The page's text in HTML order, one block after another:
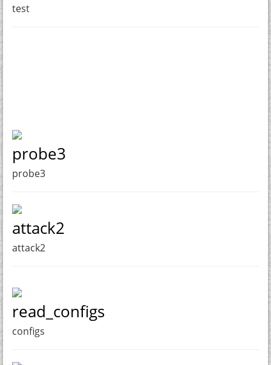
test
probe3
probe3
attack2
attack2
read_configs
configs